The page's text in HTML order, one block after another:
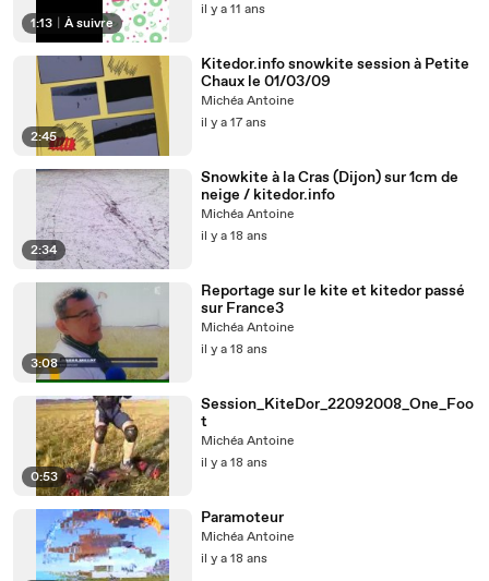
1:13 À suivre
il y a 11 ans
2:45
Kitedor.info snowkite session à Petite
Chaux le 01/03/09
Michéa Antoine
il y a 17 ans
2:34
Snowkite à la Cras (Dijon) sur 1cm de
neige / kitedor.info
Michéa Antoine
il y a 18 ans
3:08
Reportage sur le kite et kitedor passé
sur France3
Michéa Antoine
il y a 18 ans
0:53
Session_KiteDor_22092008_One_Foo
t
Michéa Antoine
il y a 18 ans
Paramoteur
Michéa Antoine
il y a 18 ans